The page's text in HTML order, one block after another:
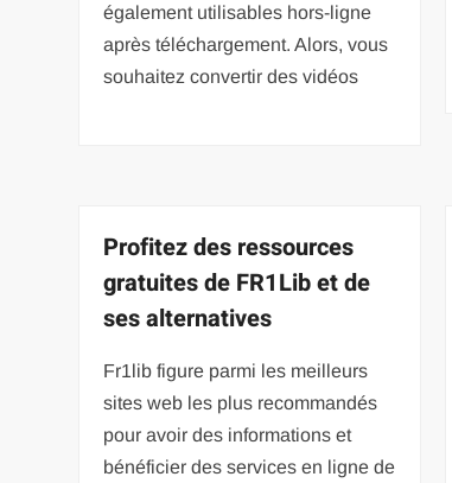
également utilisables hors-ligne
après téléchargement. Alors, vous
souhaitez convertir des vidéos
Profitez des ressources
gratuites de FR1Lib et de
ses alternatives
Fr1lib figure parmi les meilleurs
sites web les plus recommandés
pour avoir des informations et
bénéficier des services en ligne de